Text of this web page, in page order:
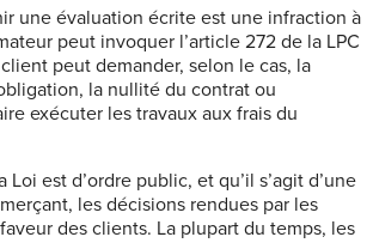
une évaluation écrite est une infraction à
peut invoquer l’article 272 de la LPC
peut demander, selon le cas, la
la nullité du contrat ou
exécuter les travaux aux frais du
est d’ordre public, et qu’il s’agit d’une
les décisions rendues par les
des clients. La plupart du temps, les